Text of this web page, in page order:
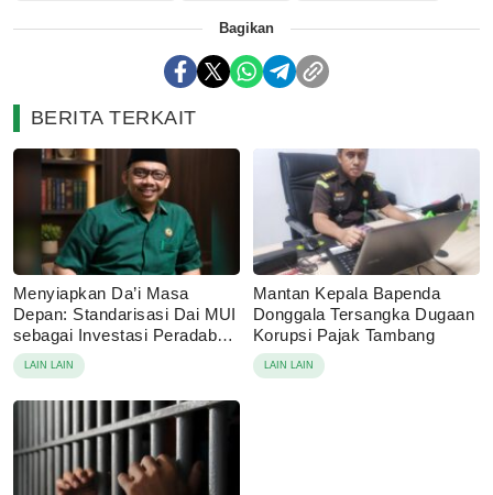
Bagikan
BERITA TERKAIT
Menyiapkan Da’i Masa
Depan: Standarisasi Dai MUI
sebagai Investasi Peradaban
di Era Disrupsi Digital
LAIN LAIN
Mantan Kepala Bapenda
Donggala Tersangka Dugaan
Korupsi Pajak Tambang
LAIN LAIN